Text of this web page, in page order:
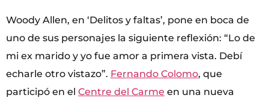
Woody Allen, en ‘Delitos y faltas’, pone en boca de
uno de sus personajes la siguiente reflexión: “Lo de
mi ex marido y yo fue amor a primera vista. Debí
echarle otro vistazo”. Fernando Colomo, que
participó en el Centre del Carme en una nueva